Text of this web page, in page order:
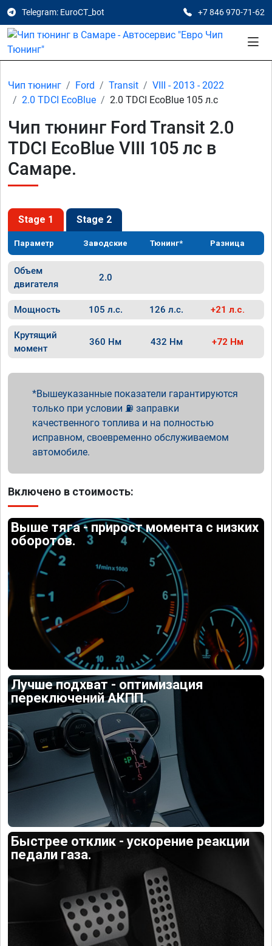
Telegram: EuroCT_bot +7 846 970-71-62
Чип тюнинг Ford Transit
VIII - 2013 - 2022
2.0 TDCI EcoBlue
2.0 TDCI EcoBlue 105 л.с
Чип тюнинг Ford Transit 2.0
TDCI EcoBlue VIII 105 лс в
Самаре.
Stage 1 Stage 2
Параметр Заводские Тюнинг* Разница
Объем
двигателя
2.0
Мощность 105 л.с. 126 л.с. +21 л.с.
Крутящий
момент
360 Нм 432 Нм +72 Нм
Вышеуказанные показатели гарантируются
только при условии ⛽ заправки
качественного топлива и на полностью
исправном, своевременно обслуживаемом
автомобиле.
Включено в стоимость:
Выше тяга - прирост момента с низких
оборотов.
Лучше подхват - оптимизация
переключений АКПП.
Быстрее отклик - ускорение реакции
педали газа.